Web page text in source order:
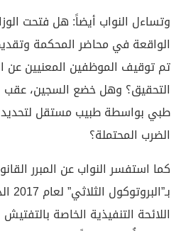
وتساءل النواب أيضاً: هل فتحت
الواقعة في محاضر المحكمة
تم توقيف الموظفين المعنيين عن
التحقيق؟ وهل خضع السجين، عقب
طبي بواسطة طبيب مستقل لتحديد
الضرب المحتملة؟
كما استفسر النواب عن المبرر
اللائحة التنفيذية الخاصة